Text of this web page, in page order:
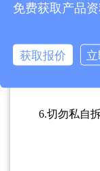
6.切勿私自
免费获取产品
获取报价